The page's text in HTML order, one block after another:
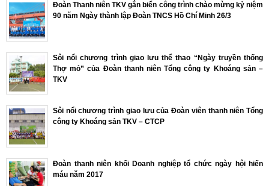
Đoàn Thanh niên TKV gắn biển công trình chào mừng kỷ niệm
90 năm Ngày thành lập Đoàn TNCS Hồ Chí Minh 26/3
Sôi nổi chương trình giao lưu thể thao “Ngày truyền thống
Thợ mỏ” của Đoàn thanh niên Tổng công ty Khoáng sản –
TKV
Sôi nổi chương trình giao lưu của Đoàn viên thanh niên Tổng
công ty Khoáng sản TKV – CTCP
Đoàn thanh niên khối Doanh nghiệp tổ chức ngày hội hiến
máu năm 2017